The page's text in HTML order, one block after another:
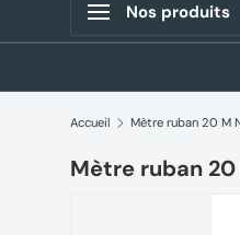
Nos produits
Accueil Mètre ruban 20 M
Mètre ruban 20